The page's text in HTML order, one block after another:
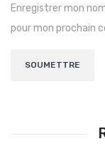
Enregistrer mon
pour mon prochain